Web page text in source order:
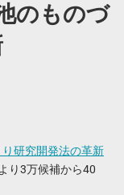
のものづ
研究開発法の革新
り3万候補から40